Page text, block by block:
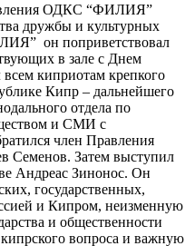
ОДКС “ФИЛИЯ”
дружбы и культурных
он поприветствовал
в зале с Днем
киприотам крепкого
Кипр – дальнейшего
отдела по
и СМИ с
член Правления
Затем выступил
Андреас Зинонос. Он
государственных,
и Кипром, неизменную
и общественности
вопроса и важную